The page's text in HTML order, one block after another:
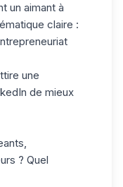
un aimant à
claire :
une
de mieux
? Quel